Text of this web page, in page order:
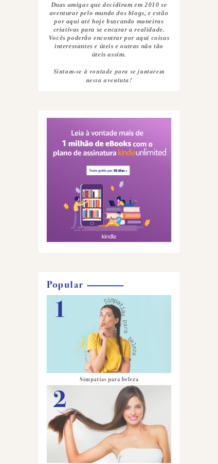
Duas amigas que decidiram em 2010 se
aventurar pelo mundo dos blogs, e estão
por aqui até hoje buscando maneiras
criativas para se encarar a realidade.
Vocês poderão encontrar por aqui coisas
interessantes e úteis e outras não tão
úteis assim.
Sintam-se à vontade para se juntarem
nessa aventuta!
Popular
Simpatias para beleza